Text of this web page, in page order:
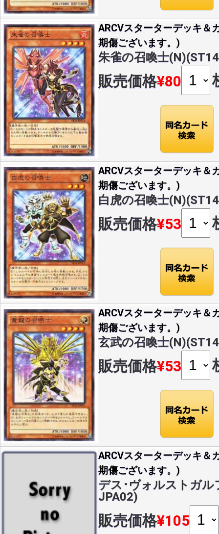
ARCVスターターデッキ＆
期傷ございます。)
朱雀の召喚士
販売価格¥80
ARCVスターターデッキ＆
期傷ございます。)
白虎の召喚士
販売価格¥53
ARCVスターターデッキ＆
期傷ございます。)
玄武の召喚士
販売価格¥53
ARCVスターターデッキ＆
期傷ございます。)
デス･ヴォルストガル
JPA02)
販売価格¥105